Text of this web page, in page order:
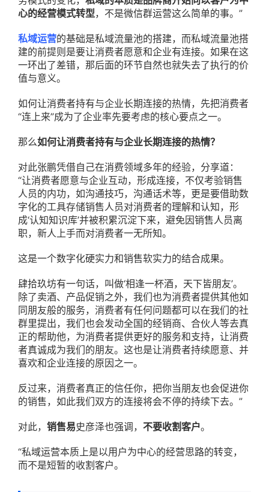
心的经营模式转型，不是微信群运营这么简单的事。”
私域运营的基础是私域流量池的搭建，而私域流量池搭
建的前提则是要让消费者愿意和企业有连接。如果在这
一环出了差错，那后面的环节自然也就失去了执行的价
值与意义。
如何让消费者持有与企业长期连接的热情，先把消费者
“连上来”成为了企业率先要考虑的核心要点之一。
那么如何让消费者持有与企业长期连接的热情？
对此张鹏凭借自己在消费领域多年的经验，分享道：
“让消费者愿意与企业互动，形成连接，不仅考验销售
人员的内功，如沟通技巧，沟通话术等，更是要借助数
字化的工具存储销售人员对消费者的理解和认知，形
成‘认知知识库’并被积累沉淀下来，避免因销售人员离
职，新人上手而对消费者一无所知。
这是一个数字化硬实力和销售软实力的结合成果。
肆拾玖坊有一句话，叫做‘相逢一杯酒，天下皆朋友’。
除了卖酒、产品促销之外，我们也为消费者提供其他如
同朋友般的服务，消费者有任何问题都可以在我们的社
群里提出，我们也会发动全国的经销商、合伙人等去真
正的帮助他，为消费者提供更好的服务和支持，让消费
者真诚成为我们的朋友。这也是让消费者持续愿意、并
喜欢和企业连接的原因之一。
反过来，消费者真正的信任你，把你当朋友也会促进你
的销售，如此我们双方的连接将会不停的持续下去。”
对此， 销售易史彦泽也强调， 不要收割客户。
“私域运营本质上是以用户为中心的经营思路的转变，
而不是短暂的收割客户。